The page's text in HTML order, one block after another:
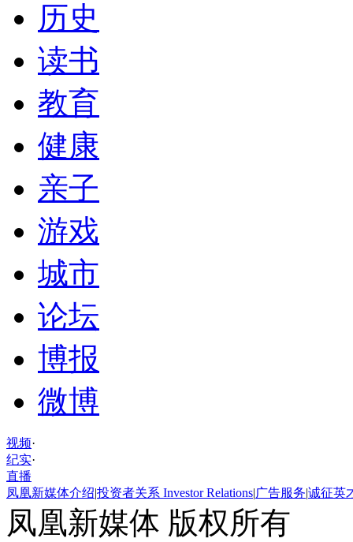
历史
读书
教育
健康
亲子
游戏
城市
论坛
博报
微博
视频·
纪实·
直播
凤凰新媒体介绍|投资者关系 Investor Relations|广告服务|诚征英
凤凰新媒体 版权所有